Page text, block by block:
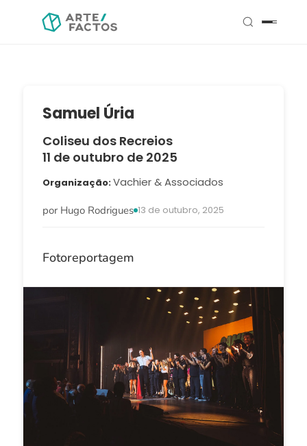
Samuel Úria
Coliseu dos Recreios
11 de outubro de 2025
Organização Vachier & Associados
por Hugo Rodrigues 13 de outubro, 2025
Fotoreportagem